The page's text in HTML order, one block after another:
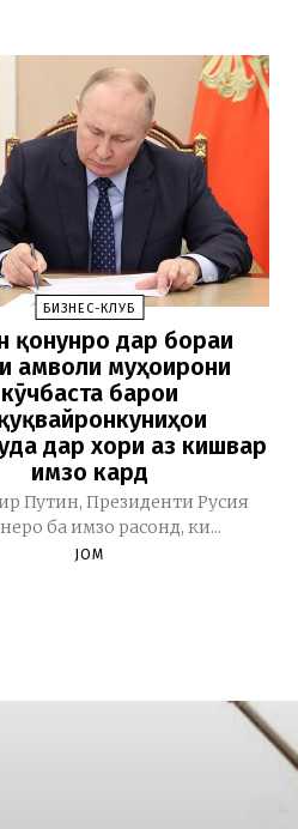
БИЗНЕС-КЛУБ
қонунро дар бораи
амволи муҳоҷирони
кӯчбаста барои
дар хориҷ аз кишвар
имзо кард
Путин, Президенти Русия
ба имзо расонд, ки...
JOM